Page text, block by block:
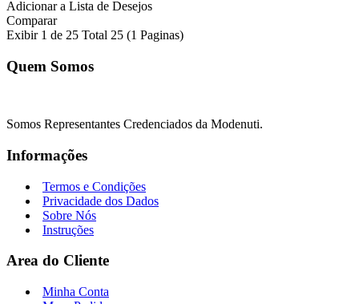
Adicionar a Lista de Desejos
Comparar
Exibir 1 de 25 Total 25 (1 Paginas)
Quem Somos
Somos Representantes Credenciados da Modenuti.
Informações
Termos e Condições
Privacidade dos Dados
Sobre Nós
Instruções
Area do Cliente
Minha Conta